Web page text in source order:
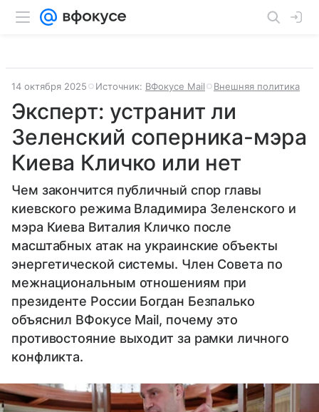
14 октября 2025 Источник: ВФокусе Mail Внешняя политика
Эксперт: устранит ли
Зеленский соперника-мэра
Киева Кличко или нет
Чем закончится публичный спор главы
киевского режима Владимира Зеленского и
мэра Киева Виталия Кличко после
масштабных атак на украинские объекты
энергетической системы. Член Совета по
межнациональным отношениям при
президенте России Богдан Безпалько
объяснил ВФокусе Mail, почему это
противостояние выходит за рамки личного
конфликта.